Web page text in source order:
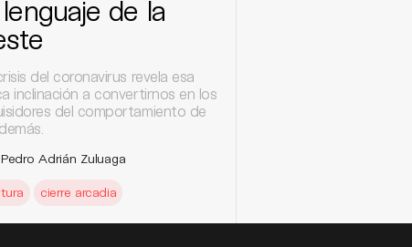
lenguaje de la
del coronavirus revela esa
inclinación a convertirnos en los
del comportamiento de
Adrián Zuluaga
cierre arcadia